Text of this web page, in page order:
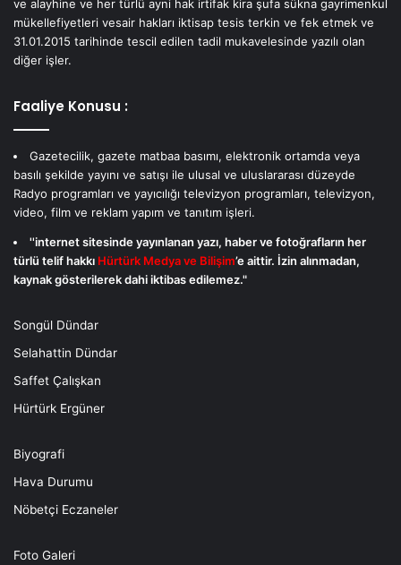
ve alayhine ve her türlü ayni hak irtifak kira şufa sükna gayrimenkul
mükellefiyetleri vesair hakları iktisap tesis terkin ve fek etmek ve
31.01.2015 tarihinde tescil edilen tadil mukavelesinde yazılı olan
diğer işler.
Faaliye Konusu :
Gazetecilik, gazete matbaa basımı, elektronik ortamda veya
basılı şekilde yayını ve satışı ile ulusal ve uluslararası düzeyde
Radyo programları ve yayıcılığı televizyon programları, televizyon,
video, film ve reklam yapım ve tanıtım işleri.
''internet sitesinde yayınlanan yazı, haber ve fotoğrafların her
türlü telif hakkı Hürtürk Medya ve Bilişim’e aittir. İzin alınmadan,
kaynak gösterilerek dahi iktibas edilemez."
Songül Dündar
Selahattin Dündar
Saffet Çalışkan
Hürtürk Ergüner
Biyografi
Hava Durumu
Nöbetçi Eczaneler
Foto Galeri